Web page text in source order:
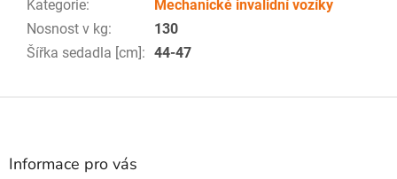
Kategorie:
Mechanické invalidní vozíky
Nosnost v kg:
130
Šířka sedadla [cm]: 44-47
Z
Informace pro vás